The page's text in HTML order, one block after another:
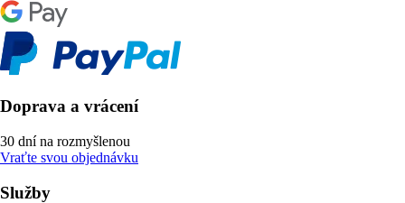
Doprava a vrácení
30 dní na rozmyšlenou
Vraťte svou objednávku
Služby